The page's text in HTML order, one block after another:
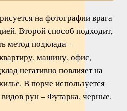
на фотографии врага
Второй способ подходит,
метод подклада –
машину, офис,
негативно повлияет на
В порче используется
рун – Футарка, черные.